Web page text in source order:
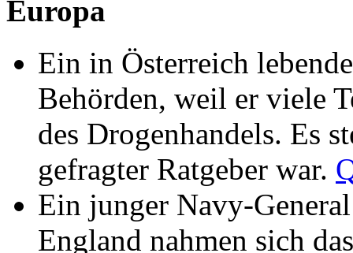
Europa
Ein in Österreich
Behörden, weil er viele
des Drogenhandels. Es
gefragter Ratgeber war.
Ein junger Navy-
England nahmen sich